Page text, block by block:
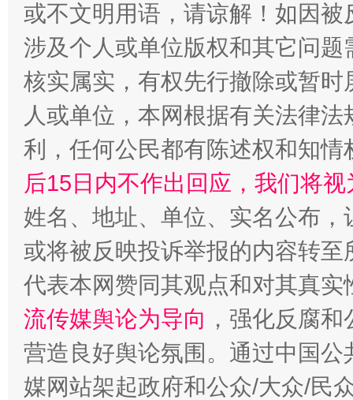
“蜀中异人”王建安的艺术幻境
完善运行机制助力责任有效落实 一纸欠
或不文明用语，请谅解！如因
涉及个人或单位版权和其它问题
核实属实，有权先行撤除或暂
人或单位，本网根据有关法律
利，任何公民都有陈述权和知情
后15日内不作出回应，我们将
姓名、地址、单位、实名公布
或将被反映投诉举报的内容转
代表本网赞同其观点和对其真实
流传媒舆论为导向 ，强化反腐
营造良好舆论氛围。通过中国
媒网站架起政府和公众/大众/民